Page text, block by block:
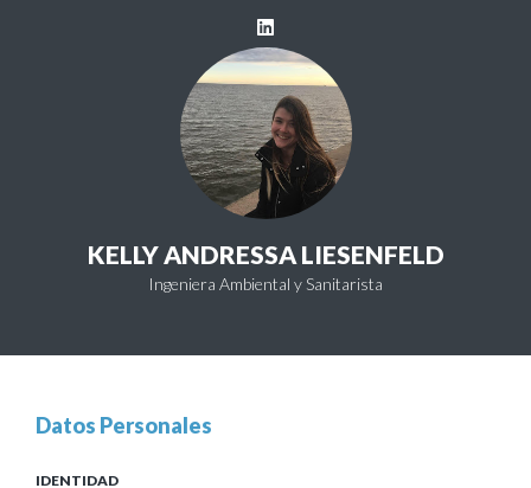
KELLY ANDRESSA LIESENFELD
Ingeniera Ambiental y Sanitarista
Datos Personales
IDENTIDAD